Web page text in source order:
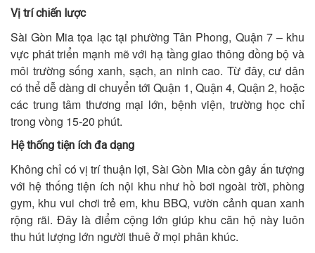
Vị trí chiến lược
Sài Gòn Mia tọa lạc tại phường Tân Phong, Quận 7 – khu
vực phát triển mạnh mẽ với hạ tầng giao thông đồng bộ và
môi trường sống xanh, sạch, an ninh cao. Từ đây, cư dân
có thể dễ dàng di chuyển tới Quận 1, Quận 4, Quận 2, hoặc
các trung tâm thương mại lớn, bệnh viện, trường học chỉ
trong vòng 15-20 phút.
Hệ thống tiện ích đa dạng
Không chỉ có vị trí thuận lợi, Sài Gòn Mia còn gây ấn tượng
với hệ thống tiện ích nội khu như hồ bơi ngoài trời, phòng
gym, khu vui chơi trẻ em, khu BBQ, vườn cảnh quan xanh
rộng rãi. Đây là điểm cộng lớn giúp khu căn hộ này luôn
thu hút lượng lớn người thuê ở mọi phân khúc.